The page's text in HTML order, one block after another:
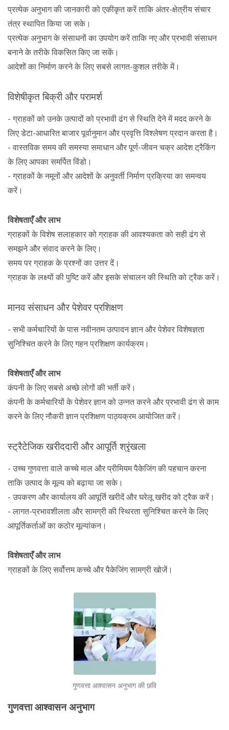
प्रत्येक अनुभाग की जानकारी को एकीकृत करें ताकि अंतर-क्षेत्रीय संचार
तंत्र स्थापित किया जा सके।
प्रत्येक अनुभाग के संसाधनों का उपयोग करें ताकि नए और प्रभावी संसाधन
बनाने के तरीके विकसित किए जा सकें।
आदेशों का निर्माण करने के लिए सबसे लागत-कुशल तरीके में।
विशेषीकृत बिक्री और परामर्श
- ग्राहकों को उनके उत्पादों को प्रभावी ढंग से स्थिति देने में मदद करने के
लिए डेटा-आधारित बाजार पूर्वानुमान और प्रवृत्ति विश्लेषण प्रदान करता है।
- वास्तविक समय की समस्या समाधान और पूर्ण-जीवन चक्र आदेश ट्रैकिंग
के लिए आपका समर्पित विंडो।
- ग्राहकों के नमूनों और आदेशों के अनुवर्ती निर्माण प्रक्रिया का समन्वय
करें।
विशेषताएँ और लाभ
ग्राहकों के विशेष सलाहकार को ग्राहक की आवश्यकता को सही ढंग से
समझने और संवाद करने के लिए।
समय पर ग्राहक के प्रश्नों का उत्तर दें।
ग्राहक के लक्ष्यों की पुष्टि करें और इसके संचालन की स्थिति को ट्रैक करें।
मानव संसाधन और पेशेवर प्रशिक्षण
- सभी कर्मचारियों के पास नवीनतम उत्पादन ज्ञान और पेशेवर विशेषज्ञता
सुनिश्चित करने के लिए गहन प्रशिक्षण कार्यक्रम।
विशेषताएँ और लाभ
कंपनी के लिए सबसे अच्छे लोगों की भर्ती करें।
कंपनी के कर्मचारियों के पेशेवर ज्ञान को उन्नत करने और प्रभावी ढंग से काम
करने के लिए नौकरी ज्ञान प्रशिक्षण पाठ्यक्रम आयोजित करें।
स्ट्रैटेजिक खरीददारी और आपूर्ति श्रृंखला
- उच्च गुणवत्ता वाले कच्चे माल और प्रीमियम पैकेजिंग की पहचान करना
ताकि उत्पाद के मूल्य को बढ़ाया जा सके।
- उपकरण और कार्यालय की आपूर्ति खरीदें और घरेलू खरीद को ट्रैक करें।
- लागत-प्रभावशीलता और सामग्री की स्थिरता सुनिश्चित करने के लिए
आपूर्तिकर्ताओं का कठोर मूल्यांकन।
विशेषताएँ और लाभ
ग्राहकों के लिए सर्वोत्तम कच्चे और पैकेजिंग सामग्री खोजें।
गुणवत्ता आश्वासन अनुभाग की छवि
गुणवत्ता आश्वासन अनुभाग